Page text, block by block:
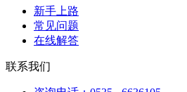
新手上路
常见问题
在线解答
联系我们